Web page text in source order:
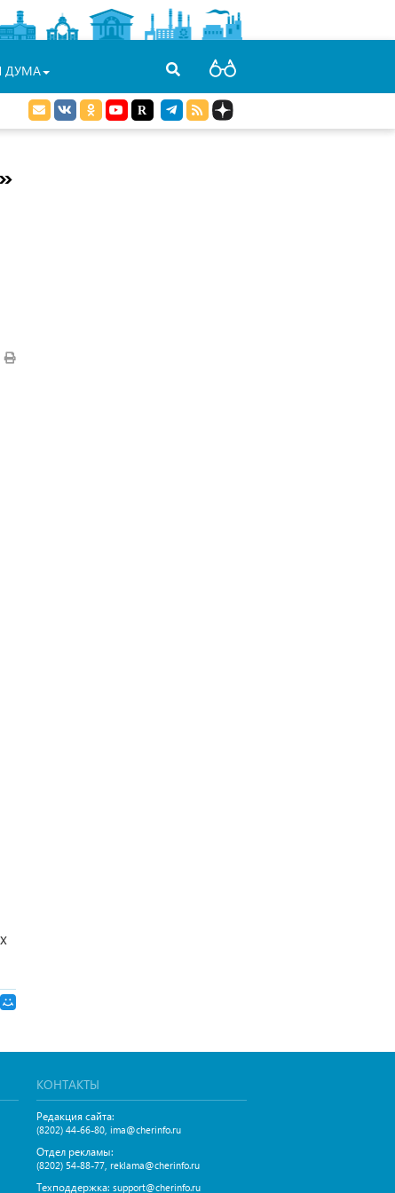
ДУМА
КОНТАКТЫ
Редакция сайта:
(8202) 44-66-80, ima@cherinfo.ru
Отдел рекламы:
(8202) 54-88-77, reklama@cherinfo.ru
Техподдержка: support@cherinfo.ru